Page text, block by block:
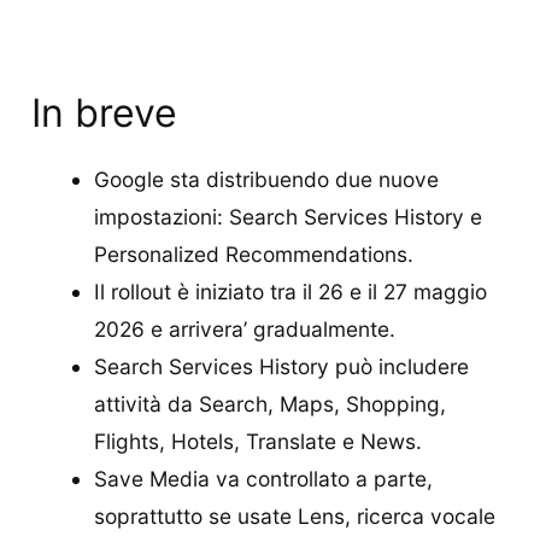
In breve
Google sta distribuendo due nuove
impostazioni: Search Services History e
Personalized Recommendations.
Il rollout è iniziato tra il 26 e il 27 maggio
2026 e arrivera’ gradualmente.
Search Services History può includere
attività da Search, Maps, Shopping,
Flights, Hotels, Translate e News.
Save Media va controllato a parte,
soprattutto se usate Lens, ricerca vocale